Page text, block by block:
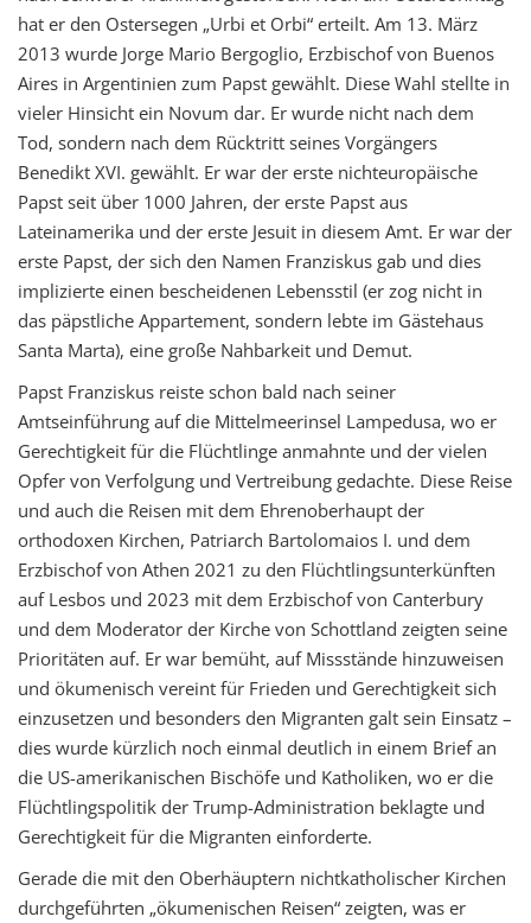
hat er den Ostersegen „Urbi et Orbi“ erteilt. Am 13. März
2013 wurde Jorge Mario Bergoglio, Erzbischof von Buenos
Aires in Argentinien zum Papst gewählt. Diese Wahl stellte in
vieler Hinsicht ein Novum dar. Er wurde nicht nach dem
Tod, sondern nach dem Rücktritt seines Vorgängers
Benedikt XVI. gewählt. Er war der erste nichteuropäische
Papst seit über 1000 Jahren, der erste Papst aus
Lateinamerika und der erste Jesuit in diesem Amt. Er war der
erste Papst, der sich den Namen Franziskus gab und dies
implizierte einen bescheidenen Lebensstil (er zog nicht in
das päpstliche Appartement, sondern lebte im Gästehaus
Santa Marta), eine große Nahbarkeit und Demut.
Papst Franziskus reiste schon bald nach seiner
Amtseinführung auf die Mittelmeerinsel Lampedusa, wo er
Gerechtigkeit für die Flüchtlinge anmahnte und der vielen
Opfer von Verfolgung und Vertreibung gedachte. Diese Reise
und auch die Reisen mit dem Ehrenoberhaupt der
orthodoxen Kirchen, Patriarch Bartolomaios I. und dem
Erzbischof von Athen 2021 zu den Flüchtlingsunterkünften
auf Lesbos und 2023 mit dem Erzbischof von Canterbury
und dem Moderator der Kirche von Schottland zeigten seine
Prioritäten auf. Er war bemüht, auf Missstände hinzuweisen
und ökumenisch vereint für Frieden und Gerechtigkeit sich
einzusetzen und besonders den Migranten galt sein Einsatz –
dies wurde kürzlich noch einmal deutlich in einem Brief an
die US-amerikanischen Bischöfe und Katholiken, wo er die
Flüchtlingspolitik der Trump-Administration beklagte und
Gerechtigkeit für die Migranten einforderte.
Gerade die mit den Oberhäuptern nichtkatholischer Kirchen
durchgeführten „ökumenischen Reisen“ zeigten, was er